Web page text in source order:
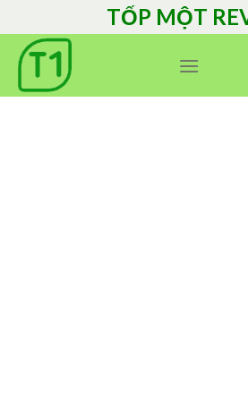
to
content
TỐP MỘT